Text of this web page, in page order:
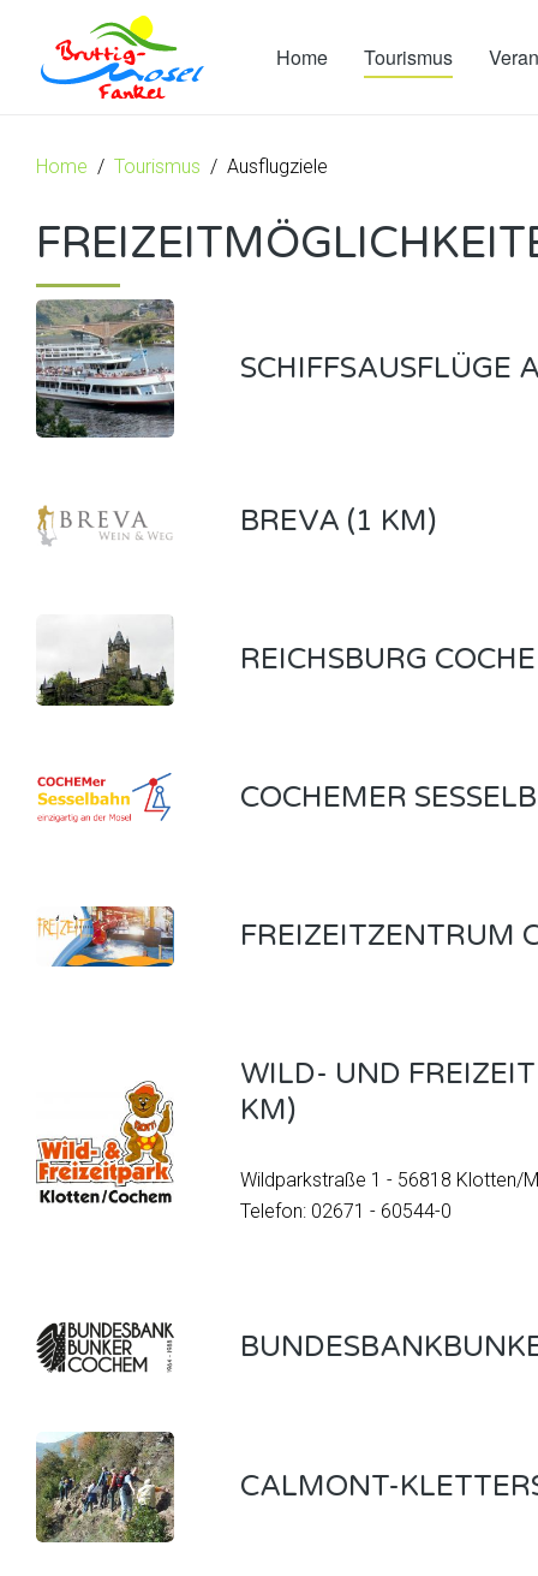
Home Tourismus
Home Tourismus Ausflugziele
SCHIFFSAUSFLÜGE
BREVA (1 KM)
REICHSBURG
COCHEMER
FREIZEITZENTRUM
WILD- UND
KM)
Wildparkstraße 1 - 56818 Klotten/
Telefon: 02671 - 60544-0
CALMONT-